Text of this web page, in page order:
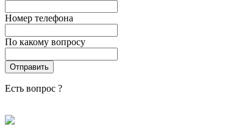
Номер телефона
По какому вопросу
Есть вопрос ?